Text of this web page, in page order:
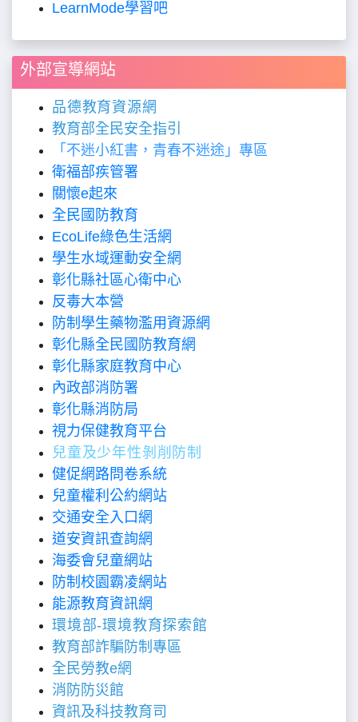
LearnMode學習吧
外部宣導網站
品德教育資源網
教育部全民安全指引
「不迷小紅書，青春不迷途」專區
衛福部疾管署
關懷e起來
全民國防教育
EcoLife綠色生活網
學生水域運動安全網
彰化縣社區心衛中心
反毒大本營
防制學生藥物濫用資源網
彰化縣全民國防教育網
彰化縣家庭教育中心
內政部消防署
彰化縣消防局
視力保健教育平台
兒童及少年性剝削防制
健促網路問卷系統
兒童權利公約網站
交通安全入口網
道安資訊查詢網
海委會兒童網站
防制校園霸凌網站
能源教育資訊網
環境部-環境教育探索館
教育部詐騙防制專區
全民勞教e網
消防防災館
資訊及科技教育司